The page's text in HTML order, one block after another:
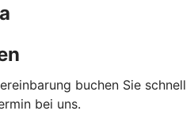
buchen Sie schnell
bei uns.